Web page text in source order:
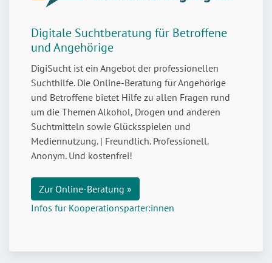
Digitale Suchtberatung für Betroffene
und Angehörige
DigiSucht ist ein Angebot der professionellen
Suchthilfe. Die Online-Beratung für Angehörige
und Betroffene bietet Hilfe zu allen Fragen rund
um die Themen Alkohol, Drogen und anderen
Suchtmitteln sowie Glücksspielen und
Mediennutzung. | Freundlich. Professionell.
Anonym. Und kostenfrei!
Zur Online-Beratung »
Infos für Kooperationsparter:innen